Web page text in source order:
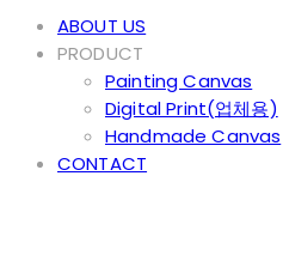
ABOUT US
PRODUCT
Painting Canvas
Digital Print(업체용)
Handmade Canvas
CONTACT